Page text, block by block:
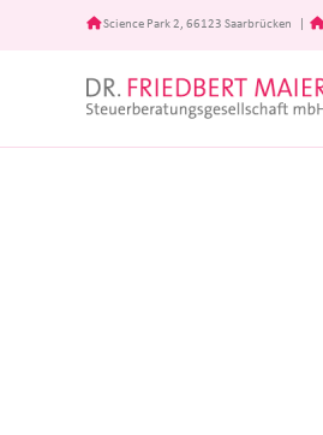
Science Park 2, 66123 Saarbrücken